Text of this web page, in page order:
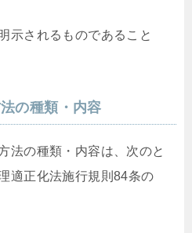
されるものであること
の種類・内容
法の種類・内容は、次のと
適正化法施行規則84条の